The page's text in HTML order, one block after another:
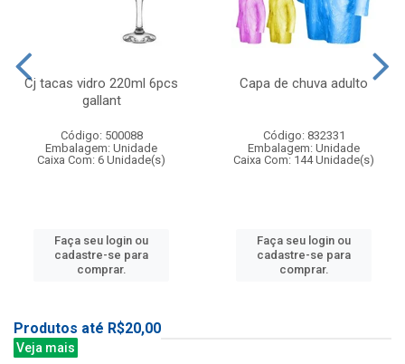
Cj tacas vidro 220ml 6pcs
gallant
Código: 500088
Embalagem: Unidade
Caixa Com: 6 Unidade(s)
Faça seu login ou
cadastre-se para
comprar.
Capa de chuva adulto
Código: 832331
Embalagem: Unidade
Caixa Com: 144 Unidade(s)
Faça seu login ou
cadastre-se para
comprar.
Produtos até R$20,00
Veja mais